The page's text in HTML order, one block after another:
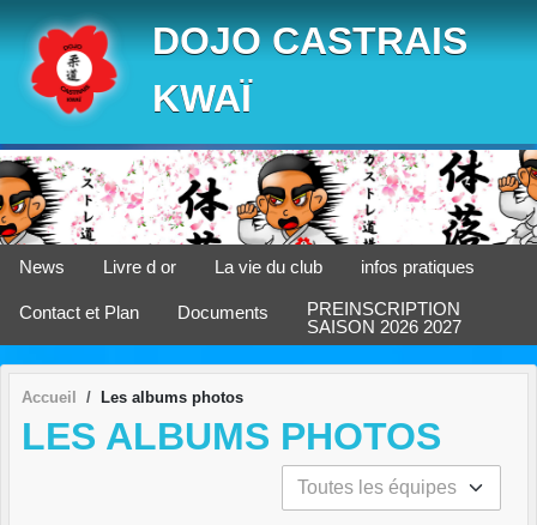
DOJO CASTRAIS
KWAÏ
News Livre d or La vie du club infos pratiques
Contact et Plan Documents
PREINSCRIPTION
SAISON 2026 2027
Accueil Les albums photos
LES ALBUMS PHOTOS
Panneau de gestion des cookies